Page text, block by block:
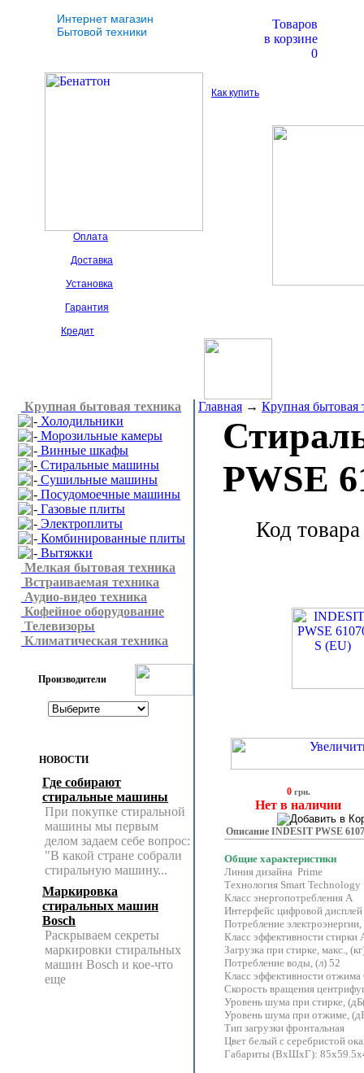
Интернет магазин
Бытовой техники
Товаров
в корзине
0
Как купить
Оплата
Доставка
Установка
Гарантия
Кредит
Крупная бытовая техника
Холодильники
Морозильные камеры
Винные шкафы
Стиральные машины
Сушильные машины
Посудомоечные машины
Газовые плиты
Электроплиты
Комбинированные плиты
Вытяжки
Мелкая бытовая техника
Встраиваемая техника
Аудио-видео техника
Кофейное оборудование
Телевизоры
Климатическая техника
Производители
НОВОСТИ
Где собирают
стиральные машины
При покупке стиральной
машины мы первым
делом задаем себе вопрос:
"В какой стране собрали
стиральную машину...
Маркировка
стиральных машин
Bosch
Раскрываем секреты
маркировки стиральных
машин Bosch и кое-что
еще
Главная → Крупная бытовая
PWSE
Код
0грн.
Нет в наличии
Описание INDESIT PWSE
Общие характеристики
Линия дизайна Prime
Технология Smart
Класс энергопотребления A
Интерфейс цифровой дисплей
Потребление
Класс эффективности стирки
Загрузка при стирке, макс.,
Потребление воды, (л) 52
Класс эффективности
Скорость вращения
Уровень шума при стирке,
Уровень шума при отжиме,
Тип загрузки фронтальная
Цвет белый с серебристой
Габариты (ВхШхГ):